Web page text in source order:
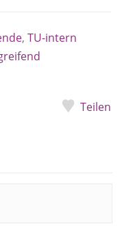
, TU-intern
Teilen